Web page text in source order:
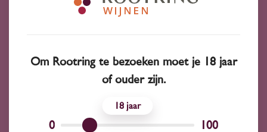
Witte wijn
375 ml
11.00 %
Om Rootring te bezoeken moet je 18 jaar
of ouder zijn.
0
18
100